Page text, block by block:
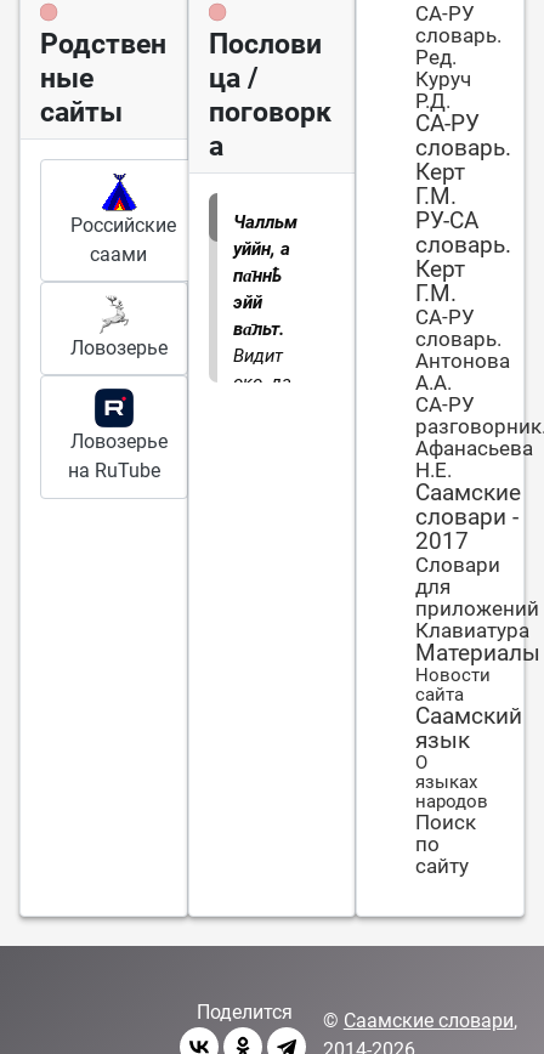
Родствен
ные
сайты
Российские
саами
Ловозерье
Ловозерье
на RuTube
Послови
ца /
поговорк
а
Чалльм
уййн, а
па̄ннҍ
эйй
ва̄льт.
Видит
око, да
СА-РУ
словарь.
Ред.
Куруч
Р.Д.
СА-РУ
словарь.
Керт
Г.М.
РУ-СА
словарь.
Керт
Г.М.
СА-РУ
словарь.
Антонова
А.А.
СА-РУ
Афанасьева
Н.Е.
Саамские
словари -
2017
Словари
для
приложений
Клавиатура
Материалы
Новости
сайта
Саамский
язык
О
языках
народов
Поиск
по
сайту
Поделится © Саамские словари,